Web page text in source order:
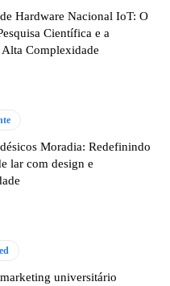
Hardware Nacional IoT: O
Científica e a
Complexidade
Moradia: Redefinindo
lar com design e
universitário